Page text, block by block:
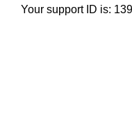
Your support ID is: